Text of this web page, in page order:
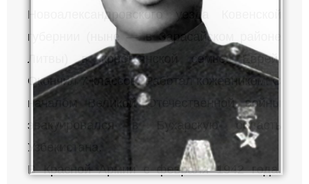
Новоалександровского уезда Ковенской
губернии (ныне — в Зарасайском районе
Литвы) в крестьянской семье. Еврей.
Окончил 7 классов. Работал кожевником. С
началом Великой Отечественной войны
эвакуировался в Бухарскую область
Узбекистана.
В Красной Армии с февраля 1942 года.